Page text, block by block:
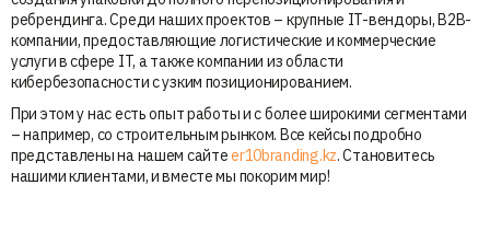
ребрендинга. Среди наших проектов – крупные IT-вендоры, B2B-
компании, предоставляющие логистические и коммерческие
услуги в сфере IT, а также компании из области
кибербезопасности с узким позиционированием.
При этом у нас есть опыт работы и с более широкими сегментами
– например, со строительным рынком. Все кейсы подробно
представлены на нашем сайтеer10branding.kz. Становитесь
нашими клиентами, и вместе мы покорим мир!